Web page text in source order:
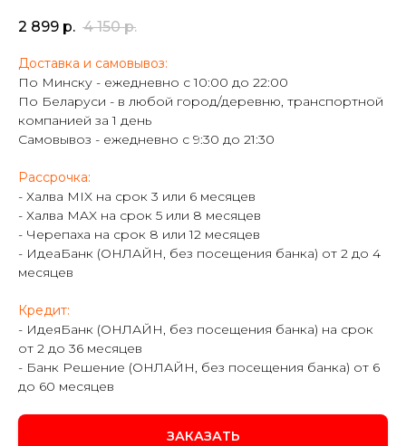
2 899 р. 4 150 р.
Доставка и самовывоз:
По Минску - ежедневно с 10:00 до 22:00
По Беларуси - в любой город/деревню, транспортной
компанией за 1 день
Самовывоз - ежедневно с 9:30 до 21:30
Рассрочка:
- Халва MIX на срок 3 или 6 месяцев
- Халва MAX на срок 5 или 8 месяцев
- Черепаха на срок 8 или 12 месяцев
- ИдеаБанк (ОНЛАЙН, без посещения банка) от 2 до 4
месяцев
Кредит:
- ИдеяБанк (ОНЛАЙН, без посещения банка) на срок
от 2 до 36 месяцев
- Банк Решение (ОНЛАЙН, без посещения банка) от 6
до 60 месяцев
ЗАКАЗАТЬ